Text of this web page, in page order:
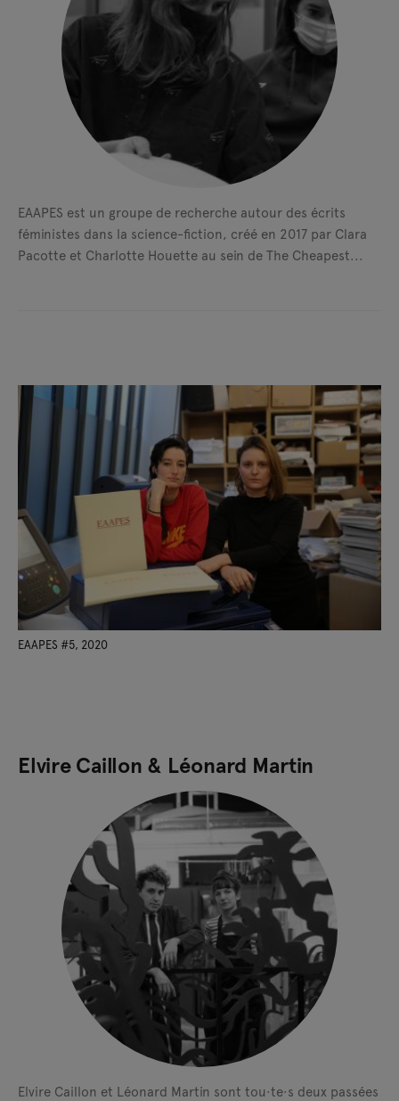
EAAPES est un groupe de recherche autour des écrits
féministes dans la science-fiction, créé en 2017 par Clara
Pacotte et Charlotte Houette au sein de The Cheapest...
EAAPES #5, 2020
Elvire Caillon & Léonard Martin
Elvire Caillon et Léonard Martin sont tou·te·s deux passées